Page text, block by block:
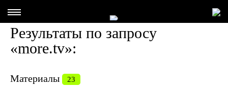
Результаты по запросу
«more.tv»:
Материалы 23